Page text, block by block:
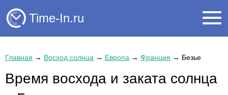
Time-In.ru
Главная → Восход солнца → Европа → Франция → Безье
Время восхода и заката солнца